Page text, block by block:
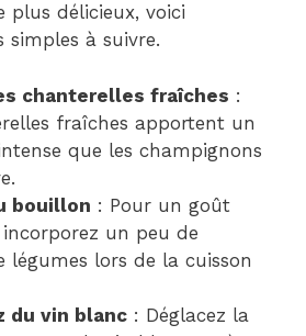
plus délicieux, voici
simples à suivre.
chanterelles fraîches :
fraîches apportent un
que les champignons
bouillon : Pour un goût
un peu de
légumes lors de la cuisson
du vin blanc : Déglacez la